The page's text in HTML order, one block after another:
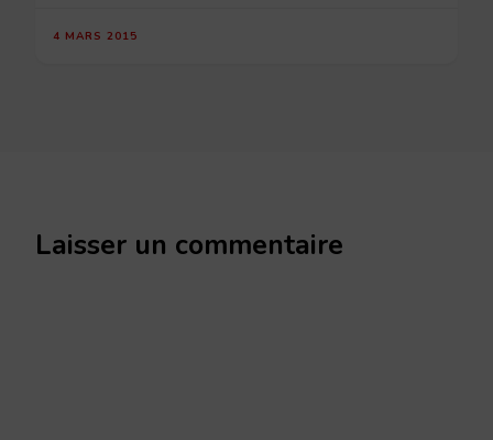
4 MARS 2015
Laisser un commentaire